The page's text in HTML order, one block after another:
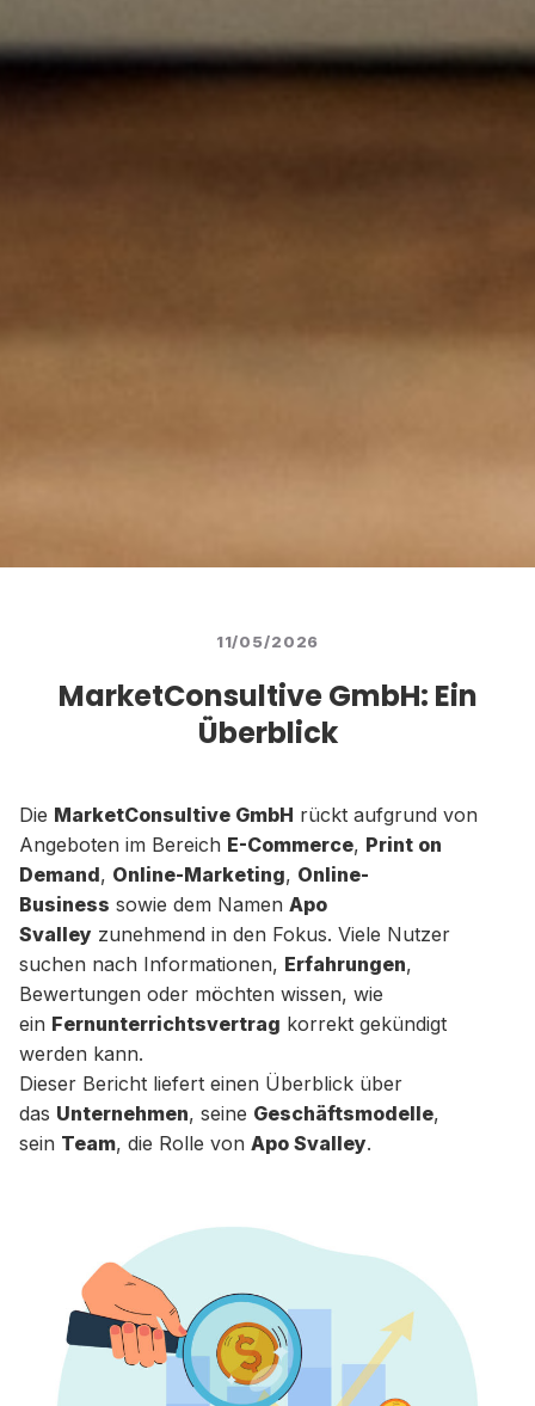
11/05/2026
MarketConsultive GmbH: Ein
Überblick
Die MarketConsultive GmbH rückt aufgrund von
Angeboten im Bereich E-Commerce, Print on
Demand, Online-Marketing, Online-
Business sowie dem Namen Apo
Svalley zunehmend in den Fokus. Viele Nutzer
suchen nach Informationen, Erfahrungen,
Bewertungen oder möchten wissen, wie
ein Fernunterrichtsvertrag korrekt gekündigt
werden kann.
Dieser Bericht liefert einen Überblick über
das Unternehmen, seine Geschäftsmodelle,
sein Team, die Rolle von Apo Svalley.